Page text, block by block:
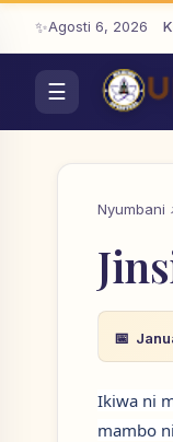
Agosti 6, 2026
Nyumbani
Ikiwa ni
mambo